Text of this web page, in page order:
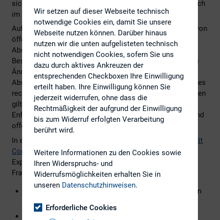
sich derzeit im parlamentarischen Verfahren, welches noch
im 2. Quartal 2021 abgeschlossen werden soll.
Aufsichtsräte und Prüfungsausschüsse in Unternehmen von
öffentlichem Interesse stehen – neben den
Abschlussprüfern – im Fokus des Gesetzes. Neue
Besetzungsanforderungen, Aufgabeverschärfungen sowie
Änderungen in der Auswahl und Überwachung des
Abschlussprüfers sind nur einige wenige Kerninhalte, die es
rechtzeitig für die eigene Aufsichtsratsarbeit zu reflektieren
gilt. Zudem wird die Beibehaltung des zweistufigen
Enforcement-Verfahrens mit DPR und BaFin hinterfragt und
offen zur Diskussion gestellt.
In einer Kooperationsveranstaltung der FEA und dem
Audit
Committee Institutebeleuchten wir gemeinsam mit
Experten aus Praxis, Politik und Wissenschaft folgende
Fragen:
Welche Beweggründe hat die Politik und was bedeuten
sie für die Praxis?
Wir setzen auf dieser Webseite technisch
notwendige Cookies ein, damit Sie unsere
Webseite nutzen können. Darüber hinaus
nutzen wir die unten aufgelisteten technisch
nicht notwendigen Cookies, sofern Sie uns
dazu durch aktives Ankreuzen der
entsprechenden Checkboxen Ihre Einwilligung
erteilt haben. Ihre Einwilligung können Sie
jederzeit widerrufen, ohne dass die
Rechtmäßigkeit der aufgrund der Einwilligung
bis zum Widerruf erfolgten Verarbeitung
berührt wird.
Weitere Informationen zu den Cookies sowie
Ihren Widerspruchs- und
Widerrufsmöglichkeiten erhalten Sie in
unseren Datenschutzhinweisen.
Erforderliche Cookies